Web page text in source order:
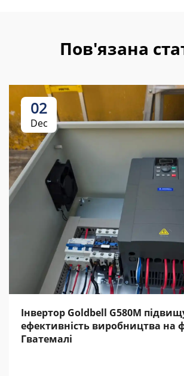
Пов'язана
02
Dec
Інвертор Goldbell G580M
ефективність виробництва на
Гватемалі